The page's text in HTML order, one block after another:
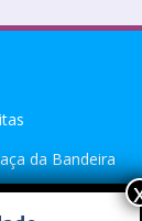
da Bandeira
110